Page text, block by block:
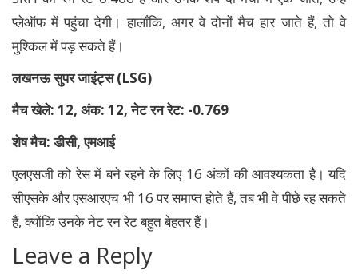
प्लेऑफ में पहुंचा देगी। हालाँकि, अगर वे दोनों मैच हार जाते हैं, तो वे
मुश्किल में पड़ सकते हैं।
लखनऊ सुपर जाइंट्स(LSG)
मैच खेले: 12, अंक: 12, नेट रन रेट: -0.769
शेष मैच: डीसी, एमआई
एलएसजी को रेस में बने रहने के लिए 16 अंकों की आवश्यकता है। यदि
सीएसके और एसआरएच भी 16 पर समाप्त होते हैं, तब भी वे पीछे रह सकते
हैं, क्योंकि उनके नेट रन रेट बहुत बेहतर हैं।
Leave a Reply